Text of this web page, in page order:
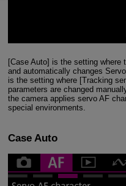
[Case Auto] is the setting
and automatically changes
is the setting where [Tracking
parameters are changed
the camera applies servo AF
special environments.
Case Auto